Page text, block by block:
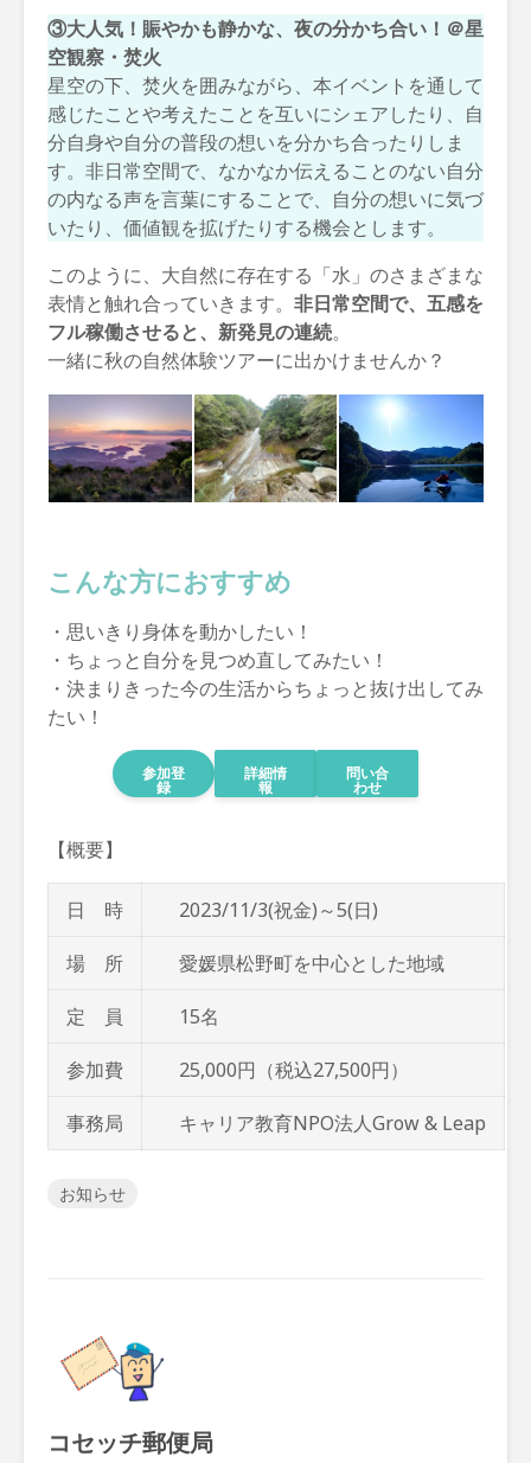
③大人気！賑やかも静かな、夜の分かち合い！＠星
空観察・焚火
星空の下、焚火を囲みながら、本イベントを通して
感じたことや考えたことを互いにシェアしたり、自
分自身や自分の普段の想いを分かち合ったりしま
す。非日常空間で、なかなか伝えることのない自分
の内なる声を言葉にすることで、自分の想いに気づ
いたり、価値観を拡げたりする機会とします。
このように、大自然に存在する「水」のさまざまな
表情と触れ合っていきます。 非日常空間で、五感を
フル稼働させると、新発見の連続。
一緒に秋の自然体験ツアーに出かけませんか？
こんな方におすすめ
・思いきり身体を動かしたい！
・ちょっと自分を見つめ直してみたい！
・決まりきった今の生活からちょっと抜け出してみ
たい！
参加登
録
詳細情
報
問い合
わせ
【概要】
日 時 2023/11/3(祝金)～5(日)
場 所 愛媛県松野町を中心とした地域
定 員 15名
参加費 25,000円（税込27,500円）
事務局 キャリア教育NPO法人Grow & Leap
お知らせ
コセッチ郵便局